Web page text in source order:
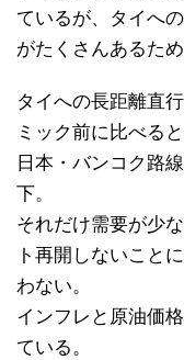
ているが、タイへ
がたくさんあるた
タイへの長距離直
ミック前に比べる
日本・バンコク路
下。
それだけ需要が少
ト再開しないこと
わない。
インフレと原油価
ている。